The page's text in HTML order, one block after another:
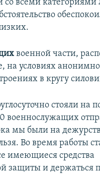
со всеми категориями
военной части,
на условиях
в кругу
стояли на
военнослужащих
мы были на
Во время работы
имеющиеся средства
защиты и держаться